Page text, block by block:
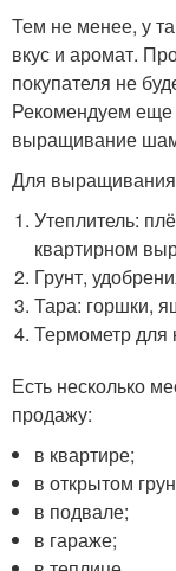
Тем не менее, у
вкус и аромат.
покупателя не
Рекомендуем еще
выращивание
Для выращивания
Утеплитель:
квартирном
Грунт,
Тара: горшки,
Термометр для
Есть несколько
продажу:
в квартире;
в открытом
в подвале;
в гараже;